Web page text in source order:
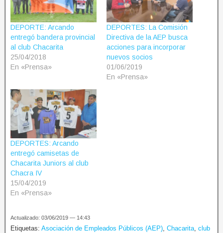
DEPORTE: Arcando
entregó bandera provincial
al club Chacarita
25/04/2018
En «Prensa»
DEPORTES: La Comisión
Directiva de la AEP busca
acciones para incorporar
nuevos socios
01/06/2019
En «Prensa»
DEPORTES: Arcando
entregó camisetas de
Chacarita Juniors al club
Chacra IV
15/04/2019
En «Prensa»
Actualizado: 03/06/2019 — 14:43
Etiquetas: Asociación de Empleados Públicos (AEP) Chacarita club